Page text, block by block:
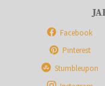
Facebook
Pinterest
Stumbleupon